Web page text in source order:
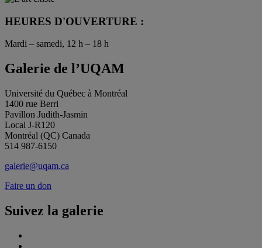
HEURES D'OUVERTURE :
Mardi – samedi, 12 h – 18 h
Galerie de l’UQAM
Université du Québec à Montréal
1400 rue Berri
Pavillon Judith-Jasmin
Local J-R120
Montréal (QC) Canada
514 987-6150
galerie@uqam.ca
Faire un don
Suivez la galerie